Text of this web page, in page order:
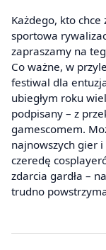
Każdego, kto
sportowa
zapraszamy na
Co ważne, w
festiwal dla
ubiegłym roku
podpisany – z
gamescomem.
najnowszych gier
czeredę
zdarcia gardła –
trudno